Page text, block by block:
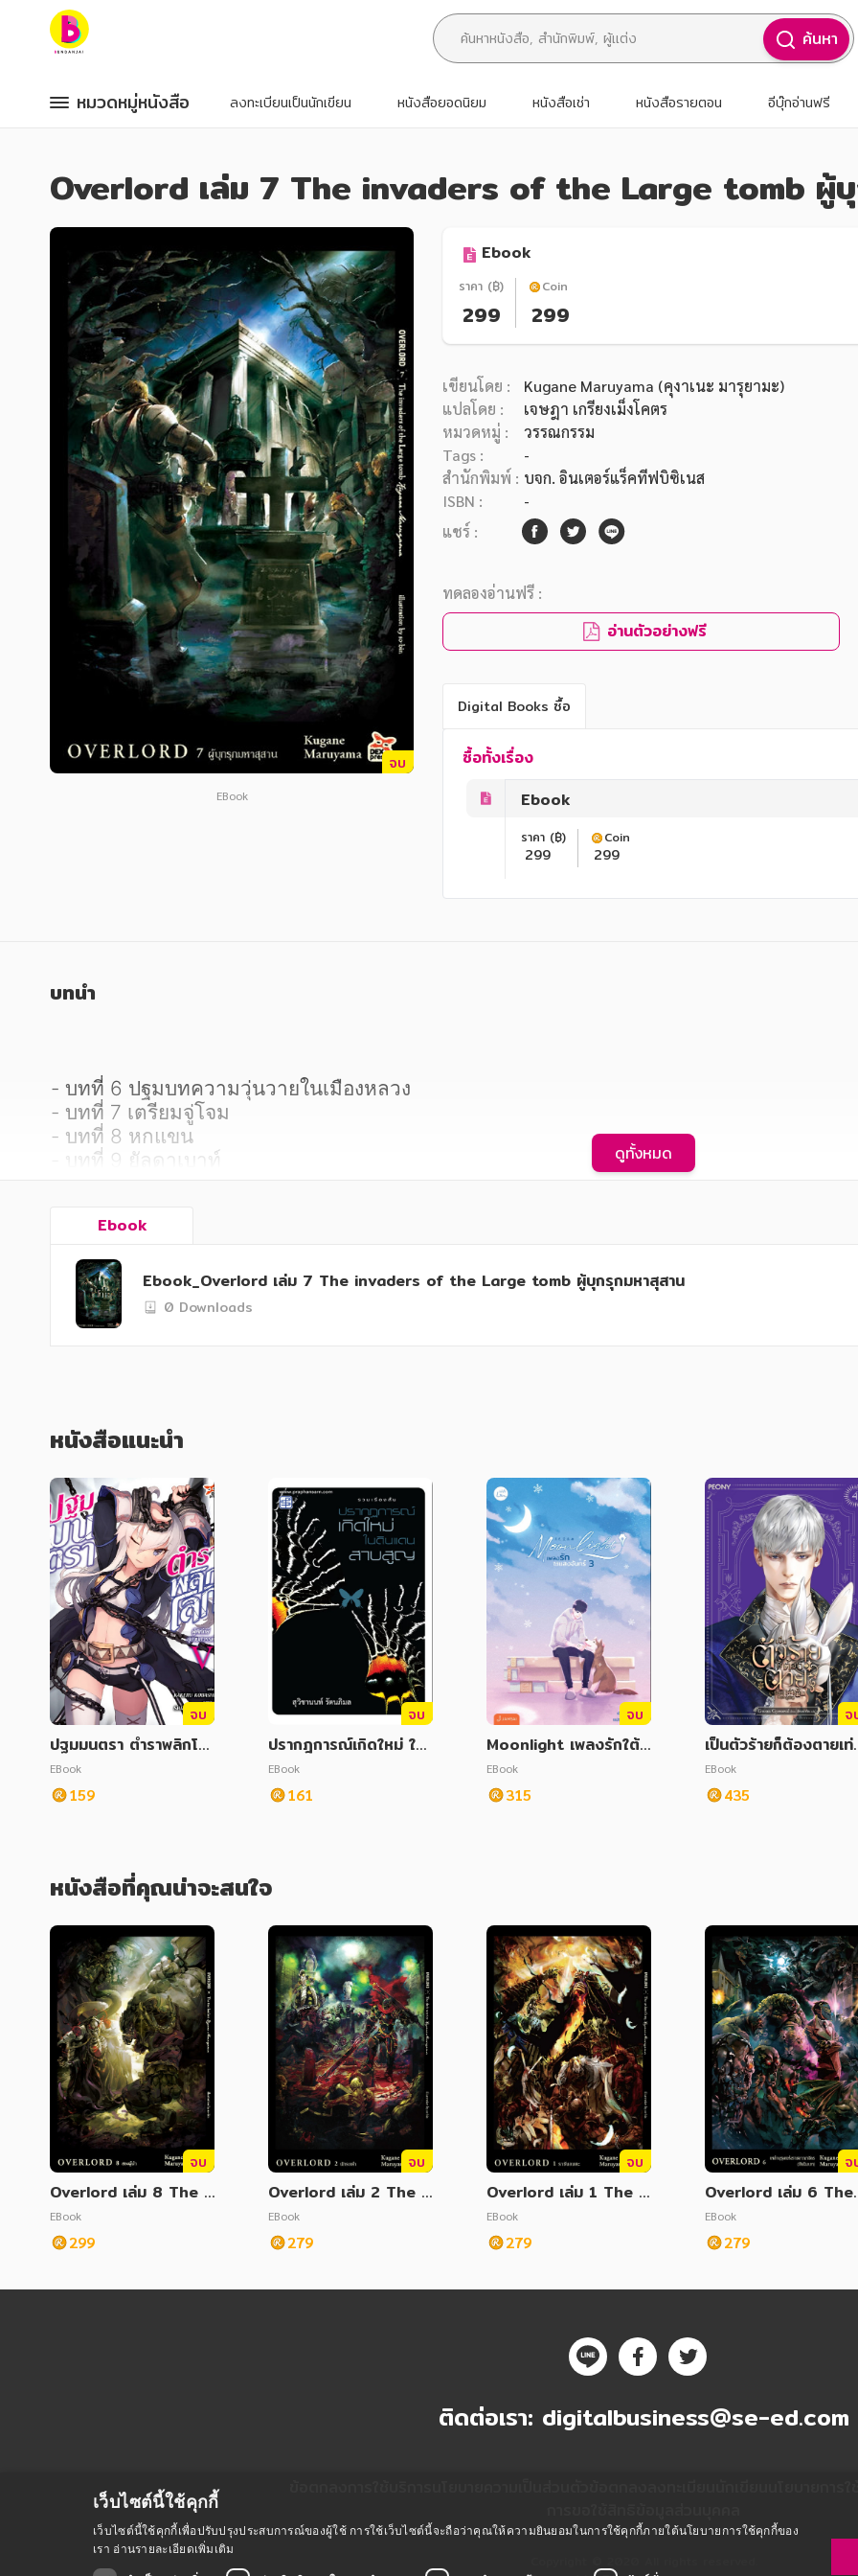
หมวดหมู่หนังสือ
หมวดหมู่ยอดนิยม
หนังสือออกใหม่
หนังสือยอดนิยม
หนังสือเช่า
อีบุ๊กอ่านฟรี
หนังสือเสียง
โปรโมชั่นลดราคา
หมวดหมู่หนังสือ
อาหาร สุขภาพ การแพทย์
ศิลปะ บันเทิง กีฬา ท่องเที่ยว
สังคม วัฒนธรรม การปกครอง ศาสนาและปรัชญา
ศาสนา และปรัชญา
กฎหมาย สัญญา ภาษี
การเงิน การลงทุน บริหาร
นิตยสาร หนังสือพิมพ์
ครอบครัว
วรรณกรรม
การเรียน การศึกษา
เทคโนโลยี การสื่อสาร วิทยาศาสตร์
การ์ตูนความรู้ การ์ตูน
ค้นหา
หมวดหมู่หนังสือ
หมวดหมู่หนังสือ
หมวดหมู่ยอดนิยม
หนังสือออกใหม่
หนังสือยอดนิยม
หนังสือเช่า
อีบุ๊กอ่านฟรี
หนังสือเสียง
โปรโมชั่นลดราคา
หมวดหมู่หนังสือ
อาหาร สุขภาพ การแพทย์
ศิลปะ บันเทิง กีฬา ท่องเที่ยว
สังคม วัฒนธรรม การปกครอง ศาสนาและปรัชญา
ศาสนา และปรัชญา
กฎหมาย สัญญา ภาษี
การเงิน การลงทุน บริหาร
นิตยสาร หนังสือพิมพ์
ครอบครัว
วรรณกรรม
การเรียน การศึกษา
เทคโนโลยี การสื่อสาร วิทยาศาสตร์
การ์ตูนความรู้ การ์ตูน
ลงทะเบียนเป็นนักเขียน หนังสือยอดนิยม หนังสือเช่า หนังสือรายตอน อีบุ๊กอ่านฟรี
Overlord เล่ม 7 The invaders of the Large tomb ผู้บุ
จบ
EBook
Ebook
ราคา (฿)
299
Coin
299
เขียนโดย :
Kugane Maruyama (คุงาเนะ มารุยามะ)
แปลโดย :
เจษฎา เกรียงเม็งโคตร
หมวดหมู่ :
วรรณกรรม
Tags :
-
สำนักพิมพ์ : บจก. อินเตอร์แร็คทีฟบิซิเนส
ISBN :
-
แชร์ :
ทดลองอ่านฟรี :
อ่านตัวอย่างฟรี
Digital Books ซื้อ
ซื้อทั้งเรื่อง
Ebook
ราคา (฿)
299
Coin
299
บทนำ
- บทที่ 6 ปฐมบทความวุ่นวายในเมืองหลวง
- บทที่ 7 เตรียมจู่โจม
- บทที่ 8 หกแขน
- บทที่ 9 ยัลดาเบาท์
- Epilogue
- แนะนำตัวละคร
- ปัจฉิมลิขิต
พิมพ์รวมกว่า 7 ล้านเล่มในประเทศญี่ปุ่น!
ดูทั้งหมด
Ebook
Ebook_Overlord เล่ม 7 The invaders of the Large tomb ผู้บุกรุกมหาสุสาน
0 Downloads
หนังสือแนะนำ
จบ
ปฐมมนตรา ตำราพลิกโล
ก เล่ม 5 ผู้พิทักษ์สุสานสว
รรค์
EBook
159
จบ
ปรากฎการณ์เกิดใหม่ ใน
ดินแดนสาบสูญ
EBook
161
จบ
Moonlight เพลงรักใต้แ
สงจันทร์ เล่ม 3
EBook
315
จ
เป็นตัวร้ายก็ต้องตายเท่
น เล่ม 4
EBook
435
หนังสือที่คุณน่าจะสนใจ
จบ
Overlord เล่ม 8 The t
wo leaders สองผู้นำ
EBook
299
จบ
Overlord เล่ม 2 The d
ark warrior นักรบดำ
EBook
279
จบ
Overlord เล่ม 1 The u
ndead king ราชันอมตะ
EBook
279
จ
Overlord เล่ม 6 The
Man in the
หล่าบุรุษแห่งราชอาณา
ร (ปัจฉิมบท)
EBook
279
ติดต่อเรา: digitalbusiness@se-ed.com
เว็บไซต์นี้ใช้คุกกี้
เว็บไซต์นี้ใช้คุกกี้เพื่อปรับปรุงประสบการณ์ของผู้ใช้ การใช้เว็บไซต์นี้จะถือว่าคุณให้ความยินยอมในการใช้คุกกี้ภายใต้นโยบายการใช้คุกกี้ของ
เรา อ่านรายละเอียดเพิ่มเติม